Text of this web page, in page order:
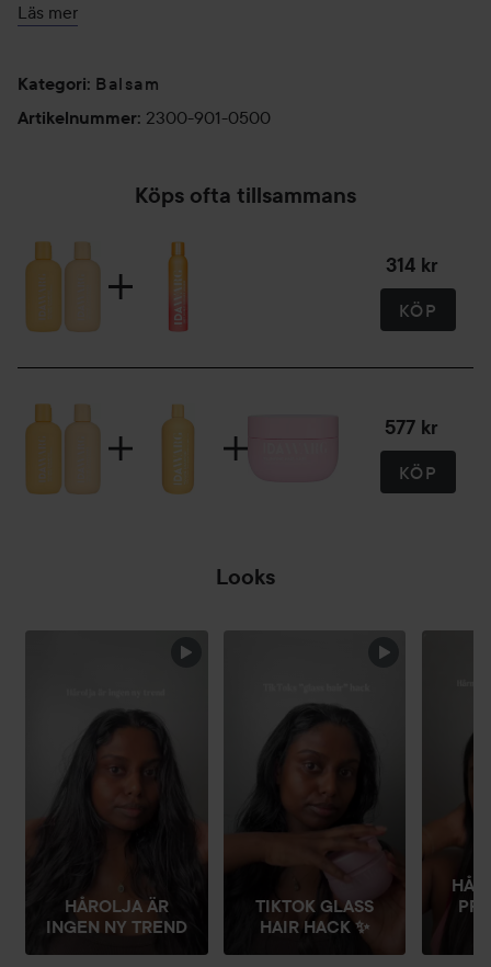
Massera in i vått hår och låt verka i en minut. Skölj
250 ml
Ett volymgivande schampo lämpligt för tunt och fint hår.
• Ger volym och glans
• Exfolierar hårbotten försiktigt
vilket gör detta schampo perfekt för hår som lätt blir fett.
Innehåller även Glycerin som lämnar håret återfuktat och
mjukt utan att tynga ner det. Schampot har en lyxig doft
med inslag av jordgubb, bergamott, apelsinblomma och
Läs mer
Kategori: Balsam
Artikelnummer: 2300-901-0500
Köps ofta tillsammans
314 kr
KÖP
577 kr
KÖP
Looks
HOPPA ÖVER SEKTIONEN
HÅROLJA ÄR
INGEN NY TREND
TIKTOK GLASS
HAIR HACK ✨